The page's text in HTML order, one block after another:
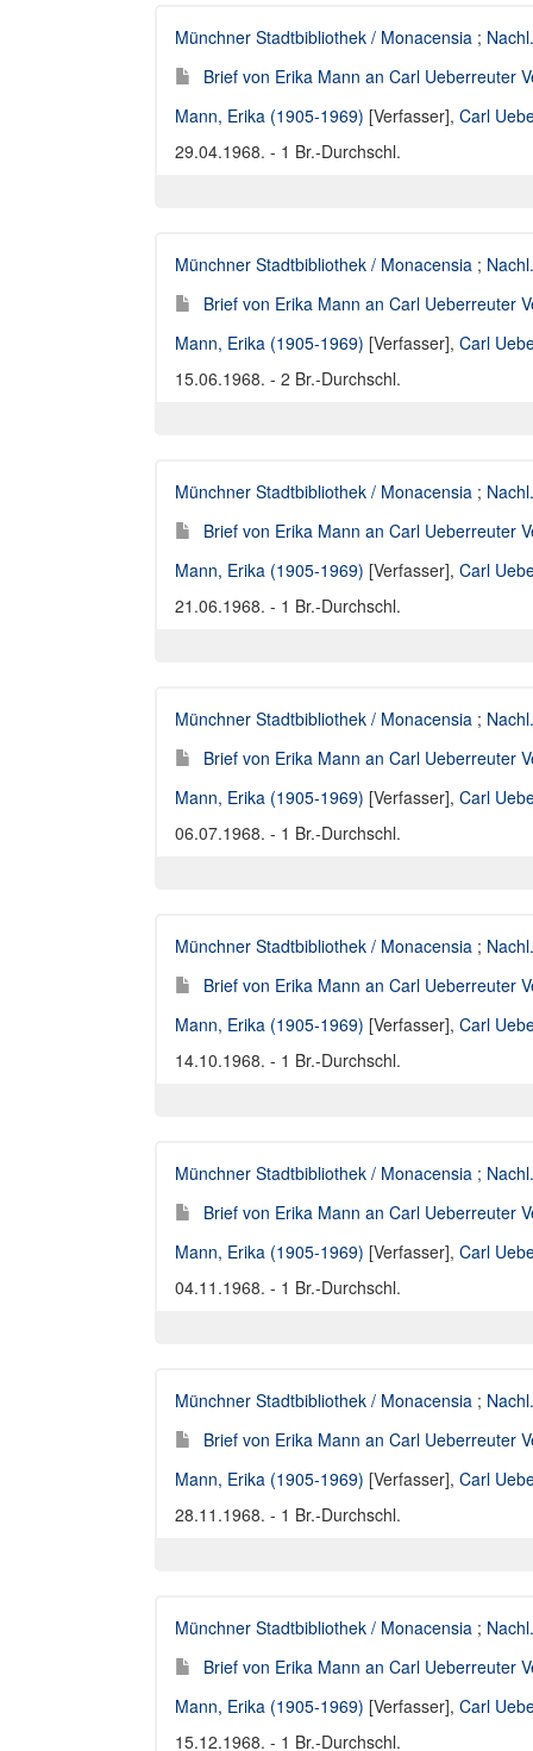
Münchner Stadtbibliothek / Monacensia ;
Brief von Erika Mann an Carl Ueberreuter
Mann, Erika (1905-1969) [Verfasser], Carl
29.04.1968. - 1 Br.-Durchschl.
Münchner Stadtbibliothek / Monacensia ;
Brief von Erika Mann an Carl Ueberreuter
Mann, Erika (1905-1969) [Verfasser], Carl
15.06.1968. - 2 Br.-Durchschl.
Münchner Stadtbibliothek / Monacensia ;
Brief von Erika Mann an Carl Ueberreuter
Mann, Erika (1905-1969) [Verfasser], Carl
21.06.1968. - 1 Br.-Durchschl.
Münchner Stadtbibliothek / Monacensia ;
Brief von Erika Mann an Carl Ueberreuter
Mann, Erika (1905-1969) [Verfasser], Carl
06.07.1968. - 1 Br.-Durchschl.
Münchner Stadtbibliothek / Monacensia ;
Brief von Erika Mann an Carl Ueberreuter
Mann, Erika (1905-1969) [Verfasser], Carl
14.10.1968. - 1 Br.-Durchschl.
Münchner Stadtbibliothek / Monacensia ;
Brief von Erika Mann an Carl Ueberreuter
Mann, Erika (1905-1969) [Verfasser], Carl
04.11.1968. - 1 Br.-Durchschl.
Münchner Stadtbibliothek / Monacensia ;
Brief von Erika Mann an Carl Ueberreuter
Mann, Erika (1905-1969) [Verfasser], Carl
28.11.1968. - 1 Br.-Durchschl.
Münchner Stadtbibliothek / Monacensia ;
Brief von Erika Mann an Carl Ueberreuter
Mann, Erika (1905-1969) [Verfasser], Carl
15.12.1968. - 1 Br.-Durchschl.